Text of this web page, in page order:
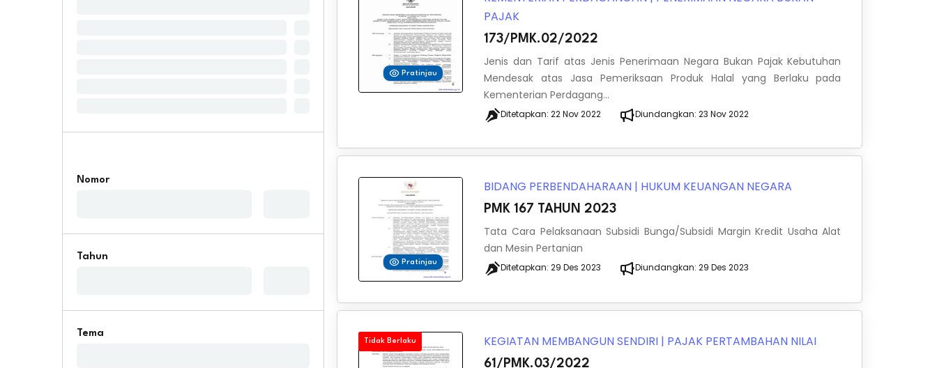
Nomor
Tahun
Tema
Pratinjau
PAJAK
173/PMK.02/2022
Jenis dan Tarif atas Jenis Penerimaan Negara Bukan Pajak Kebutuhan
Mendesak atas Jasa Pemeriksaan Produk Halal yang Berlaku pada
Kementerian Perdagang...
Ditetapkan:22 Nov 2022 Diundangkan:23 Nov 2022
Pratinjau
BIDANG PERBENDAHARAAN | HUKUM KEUANGAN NEGARA
PMK 167 TAHUN 2023
Tata Cara Pelaksanaan Subsidi Bunga/Subsidi Margin Kredit Usaha Alat
dan Mesin Pertanian
Ditetapkan:29 Des 2023 Diundangkan:29 Des 2023
Tidak Berlaku KEGIATAN MEMBANGUN SENDIRI | PAJAK PERTAMBAHAN NILAI
61/PMK.03/2022